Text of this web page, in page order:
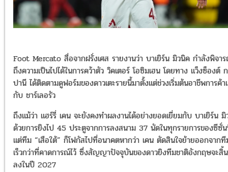
Foot Mercato สื่อจากฝรั่งเศส รายงานว่า บาเยิร์น มิวนิค กำลังพิจา
ถึงความเป็นไปได้ในการคว้าตัว วิคเตอร์ โอซิมเฮน โดยทาง แว็งซ็องต์
ปานี ได้ติดตามดูฟอร์มของดาวเตะรายนี้มาตั้งแต่ช่วงเริ่มต้นอาชีพการค้า
กับ ชาร์เลอรัว
ถึงแม้ว่า แฮร์รี่ เคน จะยังคงทำผลงานได้อย่างยอดเยี่ยมกับ บาเยิร์น
ด้วยการยิงไป 45 ประตูจากการลงสนาม 37 นัดในทุกรายการของซีซั่
แต่ทีม “เสือใต้” ก็โฟกัสไปที่อนาคตหากว่า เคน ตัดสินใจย้ายออกจาก
เร็วกว่าที่คาดการณ์ไว้ ซึ่งสัญญาปัจจุบันของดาวยิงทีมชาติอังกฤษจะสิ้
ลงในปี 2027